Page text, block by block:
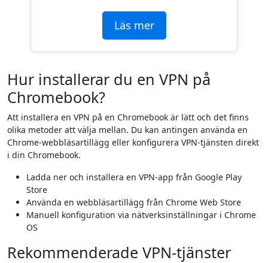
Läs mer
Hur installerar du en VPN på
Chromebook?
Att installera en VPN på en Chromebook är lätt och det finns
olika metoder att välja mellan. Du kan antingen använda en
Chrome-webbläsartillägg eller konfigurera VPN-tjänsten direkt
i din Chromebook.
Ladda ner och installera en VPN-app från Google Play
Store
Använda en webbläsartillägg från Chrome Web Store
Manuell konfiguration via nätverksinställningar i Chrome
OS
Rekommenderade VPN-tjänster